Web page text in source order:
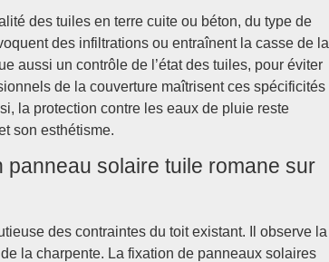
des tuiles en terre cuite ou béton, du type de
des infiltrations ou entraînent la casse de la
aussi un contrôle de l’état des tuiles, pour éviter
de la couverture maîtrisent ces spécificités
la protection contre les eaux de pluie reste
son esthétisme.
solaire tuile romane sur
des contraintes du toit existant. Il observe la
la charpente. La fixation de panneaux solaires